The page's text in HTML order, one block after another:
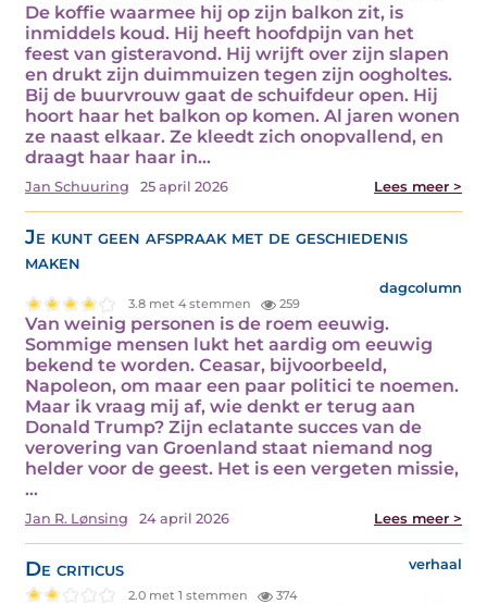
De koffie waarmee hij op zijn balkon zit, is
inmiddels koud. Hij heeft hoofdpijn van het
feest van gisteravond. Hij wrijft over zijn slapen
en drukt zijn duimmuizen tegen zijn oogholtes.
Bij de buurvrouw gaat de schuifdeur open. Hij
hoort haar het balkon op komen. Al jaren wonen
ze naast elkaar. Ze kleedt zich onopvallend, en
draagt haar haar in…
Jan Schuuring 25 april 2026 Lees meer >
Je kunt geen afspraak met de geschiedenis
maken
dagcolumn
3.8 met 4 stemmen 259
Van weinig personen is de roem eeuwig.
Sommige mensen lukt het aardig om eeuwig
bekend te worden. Ceasar, bijvoorbeeld,
Napoleon, om maar een paar politici te noemen.
Maar ik vraag mij af, wie denkt er terug aan
Donald Trump? Zijn eclatante succes van de
verovering van Groenland staat niemand nog
helder voor de geest. Het is een vergeten missie,
…
Jan R. Lønsing 24 april 2026 Lees meer >
De criticus verhaal
2.0 met 1 stemmen 374